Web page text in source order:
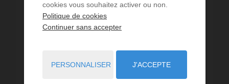
cookies vous souhaitez activer ou non.
Politique de cookies
Continuer sans accepter
PERSONNALISER J'ACCEPTE